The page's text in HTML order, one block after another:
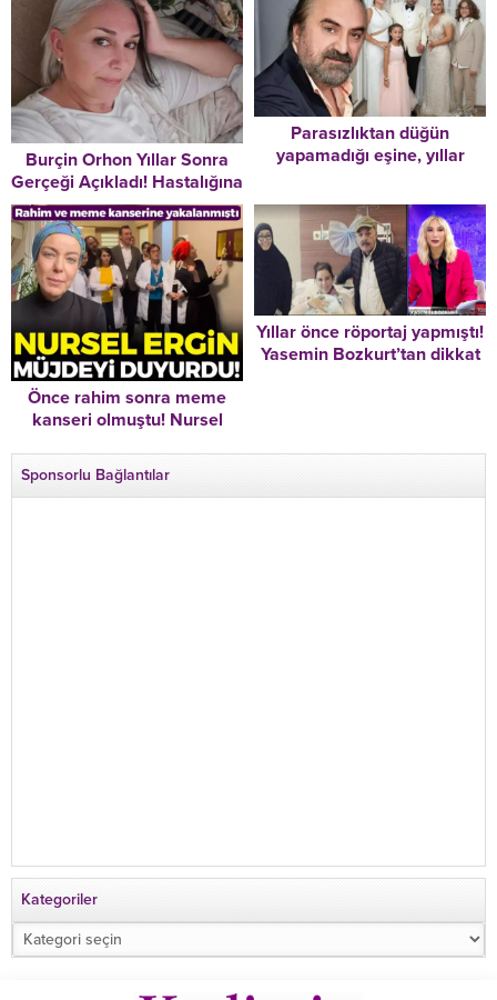
Burçin Orhon Yıllar Sonra
Gerçeği Açıkladı! Hastalığına
Yanlış Teşhis Konulmuş! “Bu
İddialar Beni ‘Alzheimer’
Teşhisi Kadar Üzmedi”
Parasızlıktan düğün
yapamadığı eşine, yıllar
Son paylaşımı 22 saat önce!
Bu dünyadan bir Volkan
Konak geçti…
Önce rahim sonra meme
kanseri olmuştu! Nursel
Yıllar önce röportaj yapmıştı!
Yasemin Bozkurt’tan dikkat
Sponsorlu Bağlantılar
Kategoriler
Kategoriler